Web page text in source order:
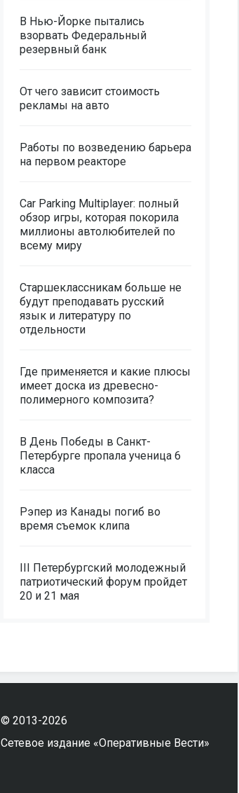
В Нью-Йорке пытались
взорвать Федеральный
резервный банк
От чего зависит стоимость
рекламы на авто
Работы по возведению барьера
на первом реакторе
Car Parking Multiplayer: полный
обзор игры, которая покорила
миллионы автолюбителей по
всему миру
Старшеклассникам больше не
будут преподавать русский
язык и литературу по
отдельности
Где применяется и какие плюсы
имеет доска из древесно-
полимерного композита?
В День Победы в Санкт-
Петербурге пропала ученица 6
класса
Рэпер из Канады погиб во
время съемок клипа
III Петербургский молодежный
патриотический форум пройдет
20 и 21 мая
© 2013-2026
Сетевое издание «Оперативные Вести»